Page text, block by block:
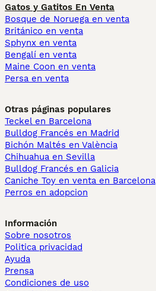
Gatos y Gatitos En Venta
Bosque de Noruega en venta
Británico en venta
Sphynx en venta
Bengalí en venta
Maine Coon en venta
Persa en venta
Otras páginas populares
Teckel en Barcelona
Bulldog Francés en Madrid
Bichón Maltés en València
Chihuahua en Sevilla
Bulldog Francés en Galicia
Caniche Toy en venta en Barcelona
Perros en adopcion
Información
Sobre nosotros
Politica privacidad
Ayuda
Prensa
Condiciones de uso